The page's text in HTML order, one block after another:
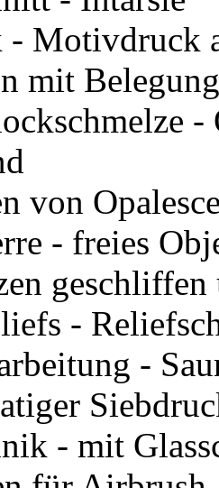
- Motivdruck
mit
-
von
- freies
-
-
- mit